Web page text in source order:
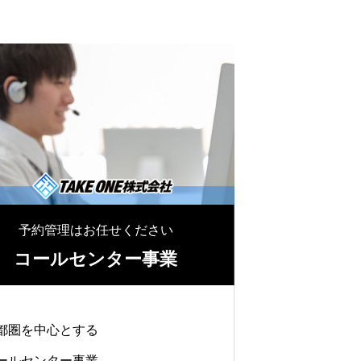
予約管理はお任せください
コールセンター事業
圏を中心とする